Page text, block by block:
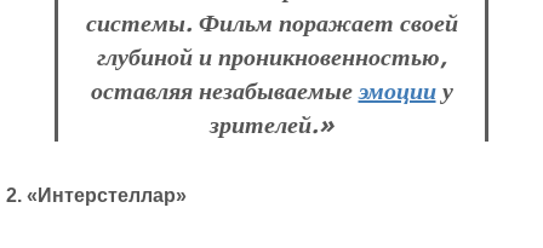
системы. Фильм поражает своей
глубиной и проникновенностью,
оставляя незабываемыеэмоцииу
зрителей.»
2. «Интерстеллар»